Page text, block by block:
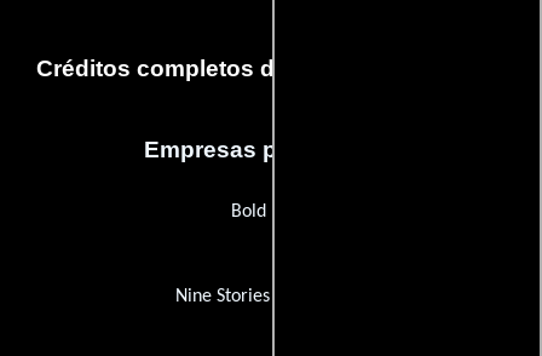
Créditos completos de la película The Son
Empresas productoras
Bold Films
Nine Stories Productions